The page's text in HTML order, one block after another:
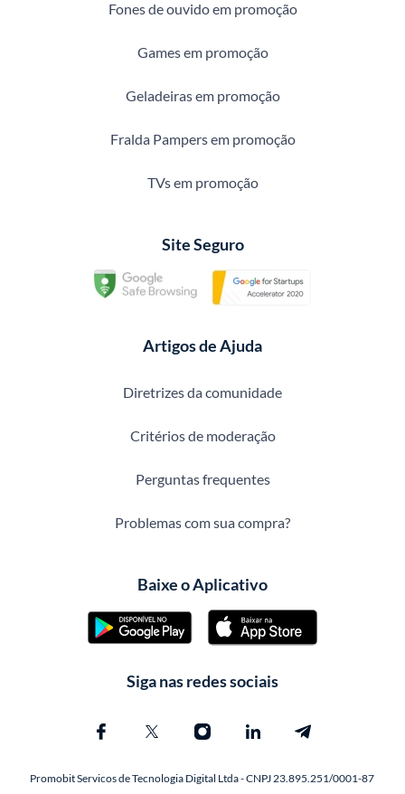
Fones de ouvido em promoção
Games em promoção
Geladeiras em promoção
Fralda Pampers em promoção
TVs em promoção
Site Seguro
Artigos de Ajuda
Diretrizes da comunidade
Critérios de moderação
Perguntas frequentes
Problemas com sua compra?
Baixe o Aplicativo
Siga nas redes sociais
Promobit Servicos de Tecnologia Digital Ltda - CNPJ 23.895.251/0001-87